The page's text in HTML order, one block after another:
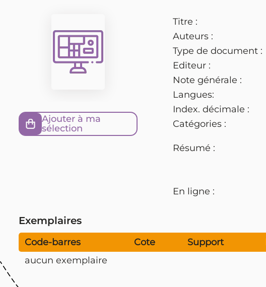
Ajouter à ma
sélection
Titre :
Auteurs :
Type de document :
Editeur :
Note générale :
Langues:
Index. décimale :
Catégories :
Résumé :
En ligne :
Exemplaires
Code-barres Cote Support
aucun exemplaire